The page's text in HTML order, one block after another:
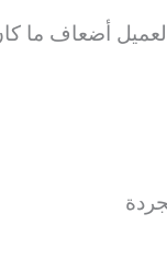
أضعاف ما